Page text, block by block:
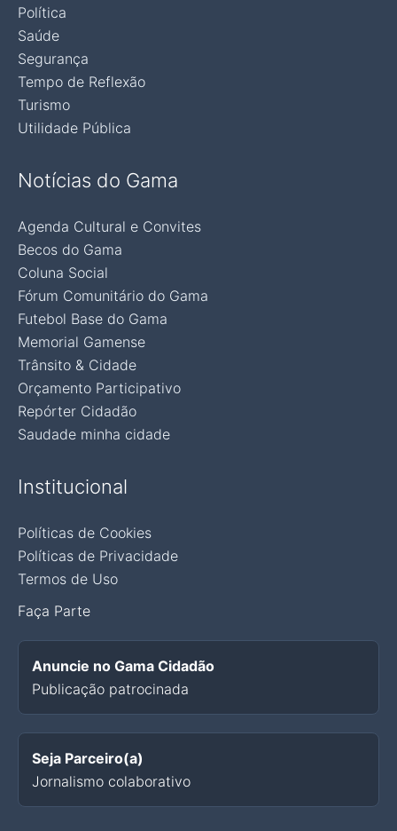
Política
Saúde
Segurança
Tempo de Reflexão
Turismo
Utilidade Pública
Notícias do Gama
Agenda Cultural e Convites
Becos do Gama
Coluna Social
Fórum Comunitário do Gama
Futebol Base do Gama
Memorial Gamense
Trânsito & Cidade
Orçamento Participativo
Repórter Cidadão
Saudade minha cidade
Institucional
Políticas de Cookies
Políticas de Privacidade
Termos de Uso
Faça Parte
Anuncie no Gama Cidadão
Publicação patrocinada
Seja Parceiro(a)
Jornalismo colaborativo